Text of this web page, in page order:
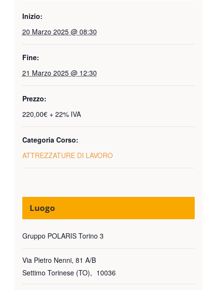
Inizio:
20 Marzo 2025 @ 08:30
Fine:
21 Marzo 2025 @ 12:30
Prezzo:
220,00€ + 22% IVA
Categoria Corso:
ATTREZZATURE DI LAVORO
Luogo
Gruppo POLARIS Torino 3
Via Pietro Nenni, 81 A/B
Settimo Torinese (TO), 10036